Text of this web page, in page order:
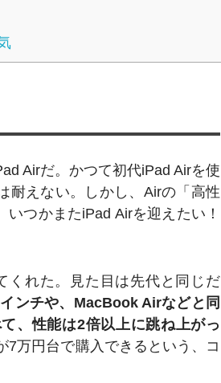
Airだ。かつて初代iPad Airを使
耐えない。しかし、Airの「高性
つかまたiPad Airを迎えたい！
れた。見た目は先代と同じだ
ンチや、MacBook Airなどと同
、性能は2倍以上に跳ね上がっ
7万円台で購入できるという、コ